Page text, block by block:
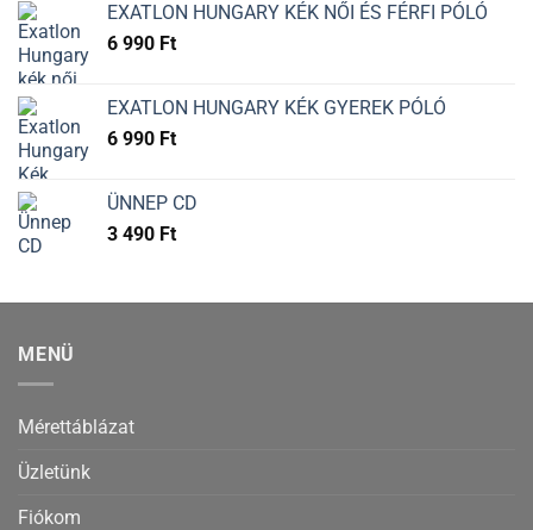
EXATLON HUNGARY KÉK NŐI ÉS FÉRFI PÓLÓ
6 990 Ft
EXATLON HUNGARY KÉK GYEREK PÓLÓ
6 990 Ft
ÜNNEP CD
3 490 Ft
MENÜ
Mérettáblázat
Üzletünk
Fiókom